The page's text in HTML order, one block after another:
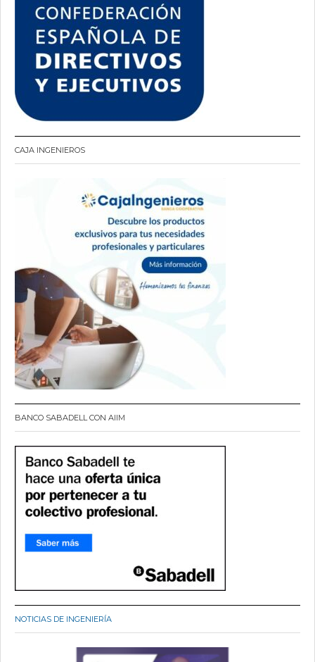
CAJA INGENIEROS
BANCO SABADELL CON AIIM
NOTICIAS DE INGENIERÍA